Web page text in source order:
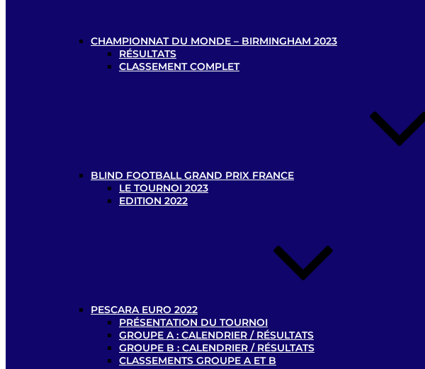
CHAMPIONNAT DU MONDE – BIRMINGHAM 2023
RÉSULTATS
CLASSEMENT COMPLET
BLIND FOOTBALL GRAND PRIX FRANCE
LE TOURNOI 2023
EDITION 2022
PESCARA EURO 2022
PRÉSENTATION DU TOURNOI
GROUPE A : CALENDRIER / RÉSULTATS
GROUPE B : CALENDRIER / RÉSULTATS
CLASSEMENTS GROUPE A ET B